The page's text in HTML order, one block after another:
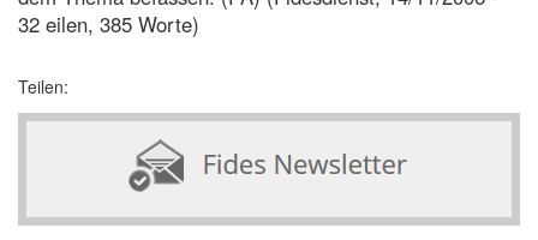
32 eilen, 385 Worte)
Teilen: